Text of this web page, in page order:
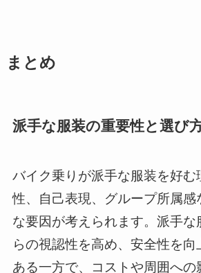
まとめ
派手な服装の重要性と選び
バイク乗りが派手な服装を好む
性、自己表現、グループ所属感
な要因が考えられます。派手な
らの視認性を高め、安全性を
ある一方で、コストや周囲への